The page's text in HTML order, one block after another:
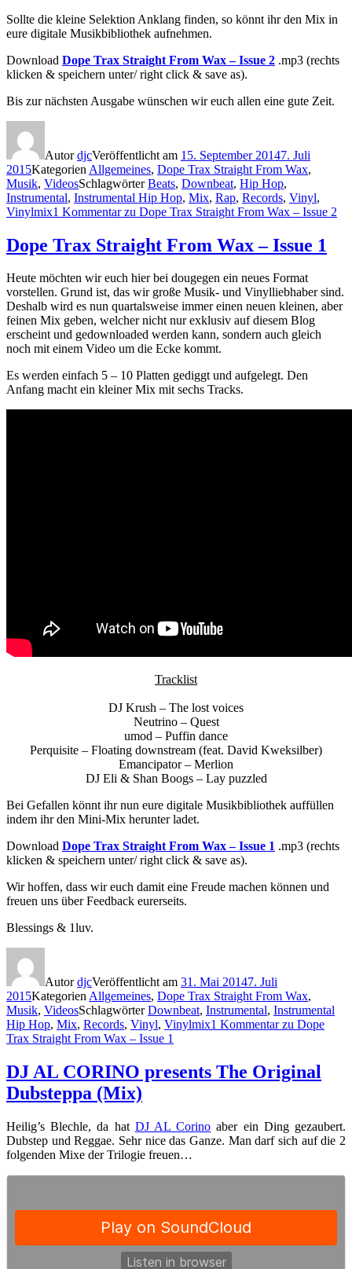
Sollte die kleine Selektion Anklang finden, so könnt ihr den Mix in
eure digitale Musikbibliothek aufnehmen.
Download Dope Trax Straight From Wax – Issue 2 .mp3 (rechts
klicken & speichern unter/ right click & save as).
Bis zur nächsten Ausgabe wünschen wir euch allen eine gute Zeit.
AutordjcVeröffentlicht am 15. September 20147. Juli
2015Kategorien Allgemeines, Dope Trax Straight From Wax,
Musik, VideosSchlagwörterBeats, Downbeat, Hip Hop,
Instrumental, Instrumental Hip Hop, Mix, Rap, Records, Vinyl,
Vinylmix1 Kommentarzu Dope Trax Straight From Wax – Issue 2
Dope Trax Straight From Wax – Issue 1
Heute möchten wir euch hier bei dougegen ein neues Format
vorstellen. Grund ist, das wir große Musik- und Vinylliebhaber sind.
Deshalb wird es nun quartalsweise immer einen neuen kleinen, aber
feinen Mix geben, welcher nicht nur exklusiv auf diesem Blog
erscheint und gedownloaded werden kann, sondern auch gleich
noch mit einem Video um die Ecke kommt.
Es werden einfach 5 – 10 Platten gediggt und aufgelegt. Den
Anfang macht ein kleiner Mix mit sechs Tracks.
Tracklist
DJ Krush – The lost voices
Neutrino – Quest
umod – Puffin dance
Perquisite – Floating downstream (feat. David Kweksilber)
Emancipator – Merlion
DJ Eli & Shan Boogs – Lay puzzled
Bei Gefallen könnt ihr nun eure digitale Musikbibliothek auffüllen
indem ihr den Mini-Mix herunter ladet.
Download Dope Trax Straight From Wax – Issue 1 .mp3 (rechts
klicken & speichern unter/ right click & save as).
Wir hoffen, dass wir euch damit eine Freude machen können und
freuen uns über Feedback eurerseits.
Blessings & 1luv.
AutordjcVeröffentlicht am 31. Mai 20147. Juli
2015KategorienAllgemeines, Dope Trax Straight From Wax,
Musik, VideosSchlagwörterDownbeat, Instrumental, Instrumental
Hip Hop, Mix, Records, Vinyl, Vinylmix1 Kommentarzu Dope
Trax Straight From Wax – Issue 1
DJ AL CORINO presents The Original
Dubsteppa (Mix)
Heilig’s Blechle, da hat DJ AL Corino aber ein Ding gezaubert.
Dubstep und Reggae. Sehr nice das Ganze. Man darf sich auf die 2
folgenden Mixe der Trilogie freuen…